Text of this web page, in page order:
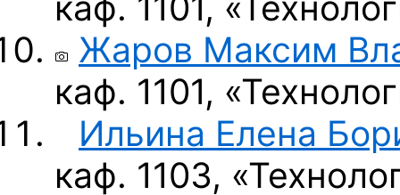
Жаров Максим
каф. 1101,
Ильина Елена
каф. 1103,